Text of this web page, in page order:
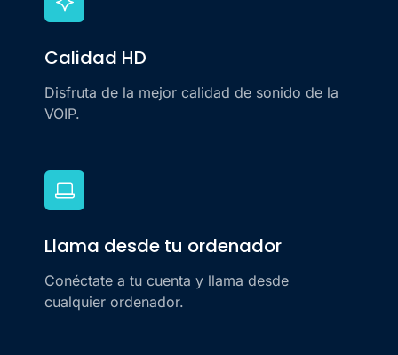
Calidad HD
Disfruta de la mejor calidad de sonido de la
VOIP.
Llama desde tu ordenador
Conéctate a tu cuenta y llama desde
cualquier ordenador.